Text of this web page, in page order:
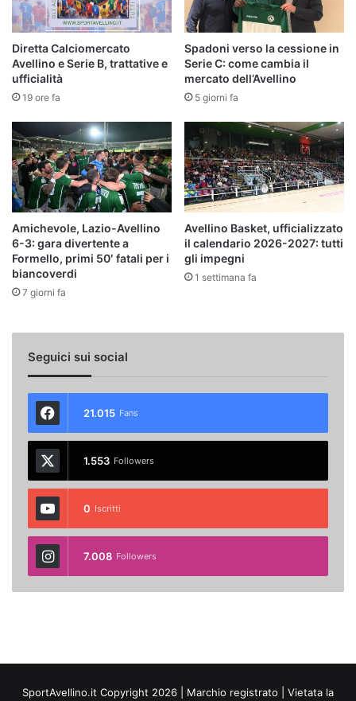
Diretta Calciomercato
Avellino e Serie B, trattative e
ufficialità
19 ore fa
Spadoni verso la cessione in
Serie C: come cambia il
mercato dell’Avellino
5 giorni fa
Amichevole, Lazio-Avellino
6-3: gara divertente a
Formello, primi 50′ fatali per i
biancoverdi
7 giorni fa
Avellino Basket, ufficializzato
il calendario 2026-2027: tutti
gli impegni
1 settimana fa
Seguici sui social
21.015 Fans
1.553 Followers
0 Iscritti
7.008 Followers
SportAvellino.it Copyright 2026 | Marchio registrato | Vietata la